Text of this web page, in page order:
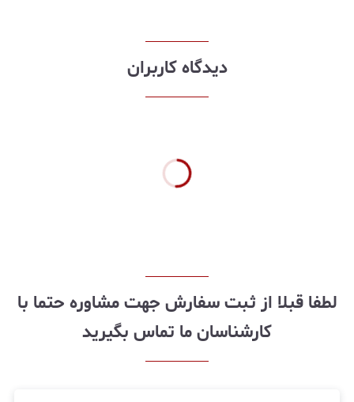
دیدگاه کاربران
لطفا قبلا از ثبت سفارش جهت مشاوره حتما با
کارشناسان ما تماس بگیرید